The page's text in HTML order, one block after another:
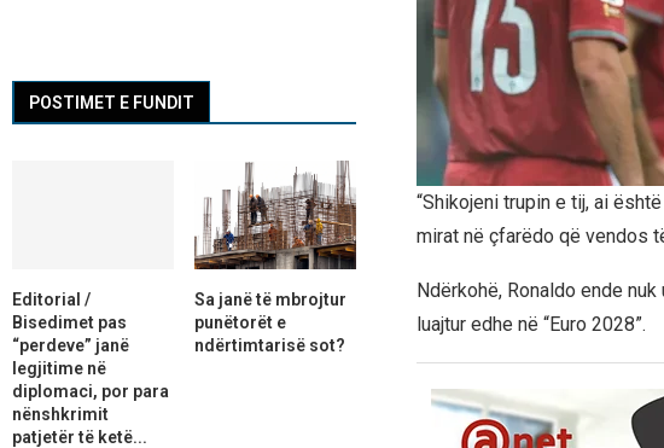
“Shikojeni trupin e tij, ai
mirat në çfarëdo që vendos
Ndërkohë, Ronaldo ende
luajtur edhe në “Euro 2028”.
POSTIMET E FUNDIT
Editorial /
Bisedimet pas
“perdeve” janë
legjitime në
diplomaci, por para
nënshkrimit
patjetër të ketë...
Sa janë të mbrojtur
punëtorët e
ndërtimtarisë sot?